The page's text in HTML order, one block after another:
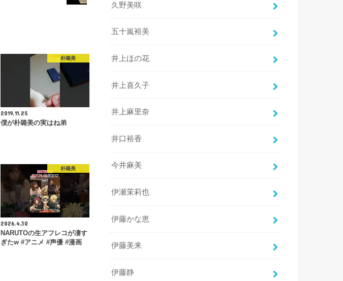
朴璐美
2019.11.25
僕が朴璐美の実はね弟
朴璐美
2026.4.30
NARUTOの生アフレコが凄す
ぎたw #アニメ #声優 #漫画
久野美咲
五十嵐裕美
井上ほの花
井上喜久子
井上麻里奈
井口裕香
今井麻美
伊瀬茉莉也
伊藤かな恵
伊藤美来
伊藤静